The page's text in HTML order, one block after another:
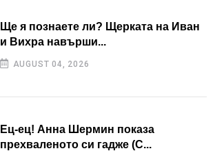
Ще я познаете ли? Щерката на Иван
и Вихра навърши...
AUGUST 04, 2026
Ец-ец! Анна Шермин показа
прехваленото си гадже (С...